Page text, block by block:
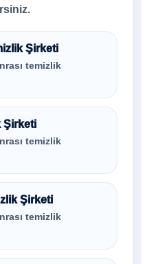
Şirketi
temizlik
Şirketi
temizlik
Şirketi
temizlik